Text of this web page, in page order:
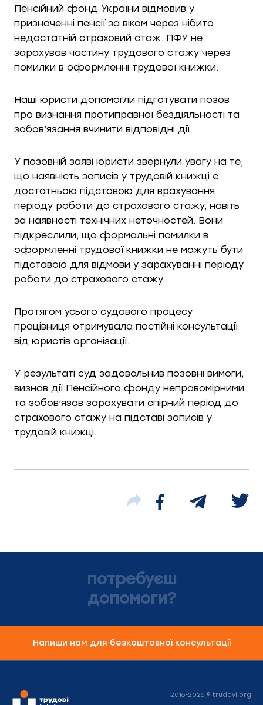
Пенсійний фонд України відмовив у
призначенні пенсії за віком через нібито
недостатній страховий стаж. ПФУ не
зарахував частину трудового стажу через
помилки в оформленні трудової книжки.
Наші юристи допомогли підготувати позов
про визнання протиправної бездіяльності та
зобов’язання вчинити відповідні дії.
У позовній заяві юристи звернули увагу на те,
що наявність записів у трудовій книжці є
достатньою підставою для врахування
періоду роботи до страхового стажу, навіть
за наявності технічних неточностей. Вони
підкреслили, що формальні помилки в
оформленні трудової книжки не можуть бути
підставою для відмови у зарахуванні періоду
роботи до страхового стажу.
Протягом усього судового процесу
працівниця отримувала постійні консультації
від юристів організації.
У результаті суд задовольнив позовні вимоги,
визнав дії Пенсійного фонду неправомірними
та зобов’язав зарахувати спірний період до
страхового стажу на підставі записів у
трудовій книжці.
потребуєш
допомоги?
Напиши нам для безкоштовної консультації
2016-2026 © trudovi.org